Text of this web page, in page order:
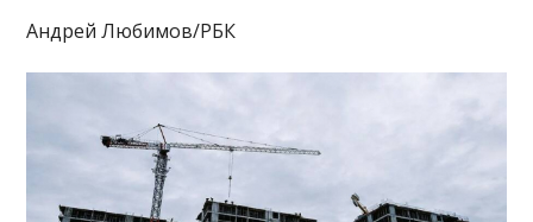
Андрей Любимов/РБК